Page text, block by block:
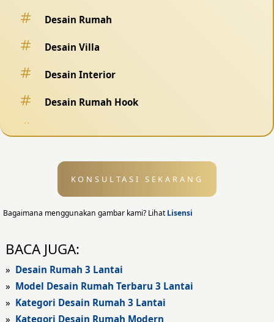
Desain Rumah
Desain Villa
Desain Interior
Desain Rumah Hook
Desain Eksterior
Desain Eksterior Rumah
Desain Rumah Modern
KONSULTASI SEKARANG
Bagaimana menggunakan gambar kami? LihatLisensi
BACA JUGA:
» Desain Rumah 3 Lantai
» Model Desain Rumah Terbaru 3 Lantai
» Kategori Desain Rumah 3 Lantai
» Kategori Desain Rumah Modern